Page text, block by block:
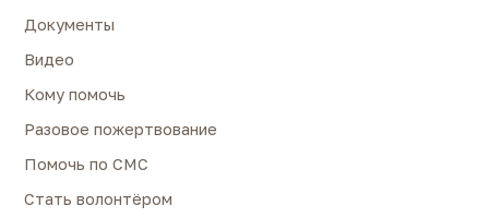
Документы
Видео
Кому помочь
Разовое пожертвование
Помочь по СМС
Стать волонтёром